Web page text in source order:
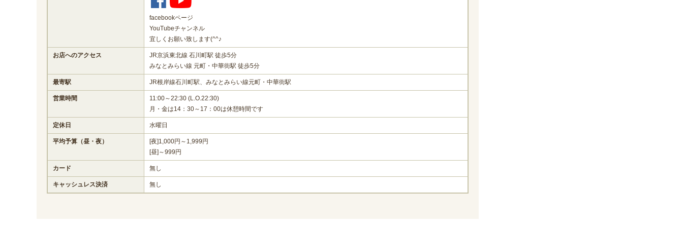
facebookページ
YouTubeチャンネル
宜しくお願い致します(^^♪
お店へのアクセス
JR京浜東北線 石川町駅 徒歩5分
みなとみらい線 元町・中華街駅 徒歩5分
最寄駅 JR根岸線石川町駅、みなとみらい線元町・中華街駅
営業時間
11:00～22:30 (L.O.22:30)
月・金は14：30～17：00は休憩時間です
定休日 水曜日
平均予算（昼・夜）
[夜]1,000円～1,999円
[昼]～999円
カード 無し
キャッシュレス決済 無し